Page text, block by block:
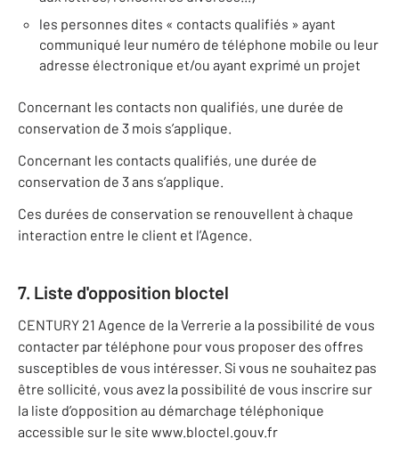
les personnes dites « contacts qualifiés » ayant
communiqué leur numéro de téléphone mobile ou leur
adresse électronique et/ou ayant exprimé un projet
Concernant les contacts non qualifiés, une durée de
conservation de 3 mois s’applique.
Concernant les contacts qualifiés, une durée de
conservation de 3 ans s’applique.
Ces durées de conservation se renouvellent à chaque
interaction entre le client et l’Agence.
7. Liste d'opposition bloctel
CENTURY 21 Agence de la Verrerie a la possibilité de vous
contacter par téléphone pour vous proposer des offres
susceptibles de vous intéresser. Si vous ne souhaitez pas
être sollicité, vous avez la possibilité de vous inscrire sur
la liste d’opposition au démarchage téléphonique
accessible sur le site www.bloctel.gouv.fr